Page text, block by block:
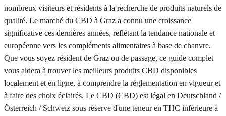
nombreux visiteurs et résidents à la recherche de produits naturels de
qualité. Le marché du CBD à Graz a connu une croissance
significative ces dernières années, reflétant la tendance nationale et
européenne vers les compléments alimentaires à base de chanvre.
Que vous soyez résident de Graz ou de passage, ce guide complet
vous aidera à trouver les meilleurs produits CBD disponibles
localement et en ligne, à comprendre la réglementation en vigueur et
à faire des choix éclairés. Le CBD (CBD) est légal en Deutschland /
Österreich / Schweiz sous réserve d'une teneur en THC inférieure à